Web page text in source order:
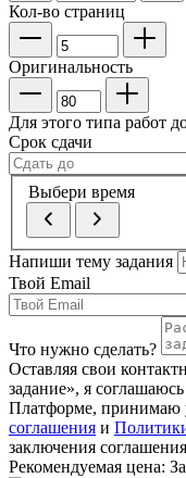
Кол-во страниц
Оригинальность
Для этого типа работ
Срок сдачи
Выбери время
Напиши тему задания
Твой Email
Что нужно сделать?
Оставляя свои
задание», я
Платформе, принимаю
соглашения и
заключения
Рекомендуемая цена: